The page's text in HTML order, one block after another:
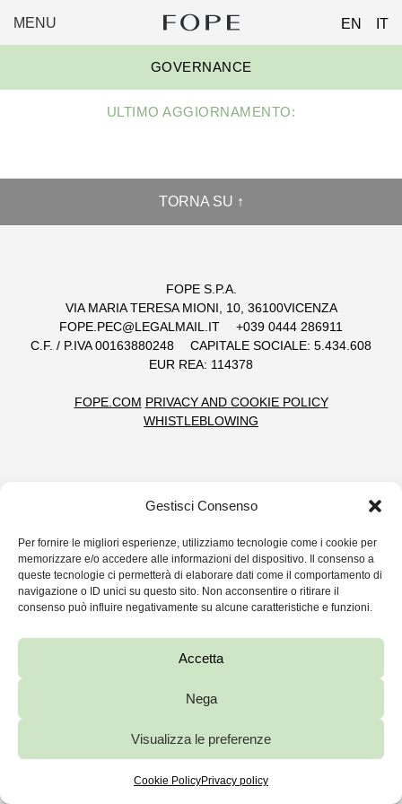
Gestisci Consenso
Per fornire le migliori esperienze, utilizziamo tecnologie come i cookie per
memorizzare e/o accedere alle informazioni del dispositivo. Il consenso a
queste tecnologie ci permetterà di elaborare dati come il comportamento di
navigazione o ID unici su questo sito. Non acconsentire o ritirare il
consenso può influire negativamente su alcune caratteristiche e funzioni.
Accetta
Nega
Visualizza le preferenze
Cookie PolicyPrivacy policy
MENU
FOPE
GROUP
EN IT
GOVERNANCE
ULTIMO AGGIORNAMENTO:
TORNA SU ↑
FOPE S.P.A.
VIA MARIA TERESA MIONI, 10, 36100VICENZA
FOPE.PEC@LEGALMAIL.IT
+039 0444 286911
C.F. / P.IVA 00163880248
CAPITALE SOCIALE: 5.434.608
EUR REA: 114378
FOPE.COM PRIVACY AND COOKIE POLICY
WHISTLEBLOWING